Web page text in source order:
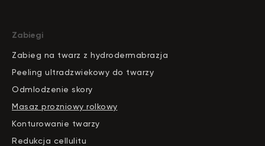
Zabiegi
Zabieg na twarz z hydrodermabrazja
Peeling ultradzwiekowy do twarzy
Odmlodzenie skory
Masaz prozniowy rolkowy
Konturowanie twarzy
Redukcja cellulitu